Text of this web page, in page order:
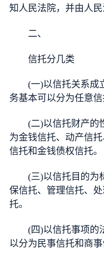
知人民法院，并由人民
二、
信托分几类
(一)以信托关系成
务基本可以分为任意信
(二)以信托财产的
为金钱信托、动产信
信托和金钱债权信托。
(三)以信托目的为
保信托、管理信托、
托。
(四)以信托事项的
以分为民事信托和商事